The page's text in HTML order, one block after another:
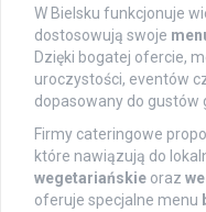
W Bielsku funkcjonuje
dostosowują swoje
Dzięki bogatej ofercie,
uroczystości, eventów
dopasowany do gustów
Firmy cateringowe
które nawiązują do
wegetariańskie oraz
oferuje specjalne menu